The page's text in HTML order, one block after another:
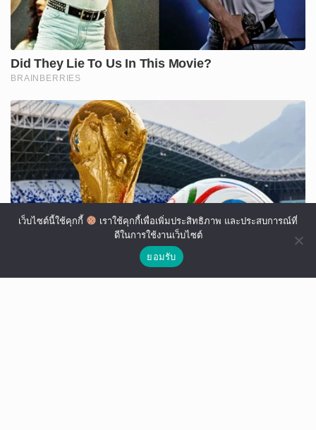
เว็บไซต์นี้ใช้คุกกี้
เราใช้คุกกี้เพื่อเพิ่มประสิทธิภาพ และประสบการณ์ที่
ดีในการใช้งานเว็บไซต์
ยอมรับ